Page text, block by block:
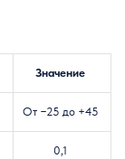
Значение
От −25 до +45
0,1